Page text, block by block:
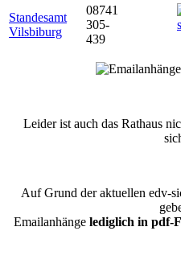
Standesamt
Vilsbiburg
08741
305-
439
Leider ist auch das Rathaus
Auf Grund der aktuellen edv-
Emailanhänge lediglich in pdf-